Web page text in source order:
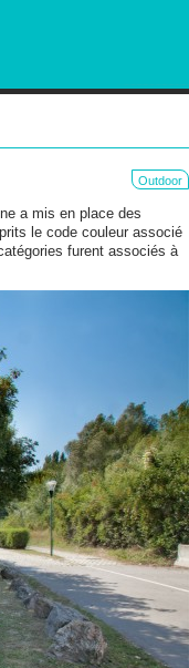
Outdoor
a mis en place des
le code couleur associé
furent associés à